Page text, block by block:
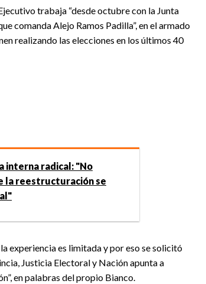
trabaja “desde octubre con la Junta
comanda Alejo Ramos Padilla”, en el armado
realizando las elecciones en los últimos 40
interna radical: "No
la reestructuración se
experiencia es limitada y por eso se solicitó
Justicia Electoral y Nación apunta a
en palabras del propio Bianco.